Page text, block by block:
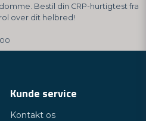
Bestil din CRP-hurtigtest fra
over dit helbred!
Kunde service
Kontakt os